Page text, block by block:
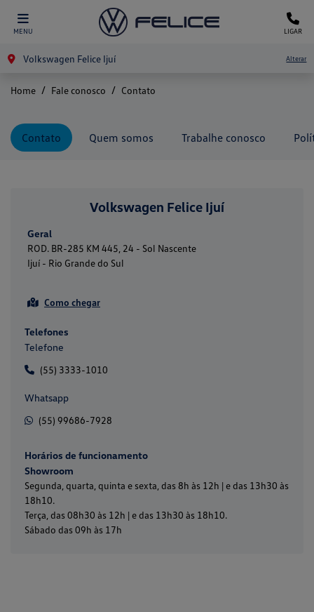
MENU LIGAR
Volkswagen Felice Ijuí Alterar
Home Fale conosco Contato
Contato Quem somos Trabalhe conosco
Volkswagen Felice Ijuí
Geral
ROD. BR-285 KM 445, 24 - Sol Nascente
Ijuí - Rio Grande do Sul
Como chegar
Telefones
Telefone
(55) 3333-1010
Whatsapp
(55) 99686-7928
Horários de funcionamento
Showroom
Segunda, quarta, quinta e sexta, das 8h às 12h | e das 13h30 às
18h10.
Terça, das 08h30 às 12h | e das 13h30 às 18h10.
Sábado das 09h às 17h